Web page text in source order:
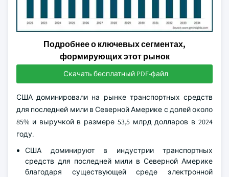
Подробнее о ключевых сегментах,
формирующих этот рынок
Скачать бесплатный PDF-файл
США доминировали на рынке транспортных средств
для последней мили в Северной Америке с долей около
85% и выручкой в размере 53,5 млрд долларов в 2024
году.
США доминируют в индустрии транспортных
средств для последней мили в Северной Америке
благодаря существующей среде электронной